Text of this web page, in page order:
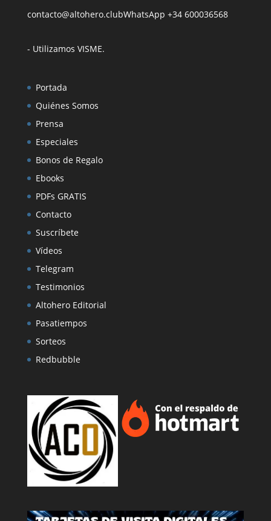
contacto@altohero.clubWhatsApp +34 600036568
- Utilizamos VISME.
Portada
Quiénes Somos
Prensa
Especiales
Bonos de Regalo
Ebooks
PDFs GRATIS
Contacto
Suscríbete
Vídeos
Telegram
Testimonios
Altohero Editorial
Pasatiempos
Sorteos
Redbubble